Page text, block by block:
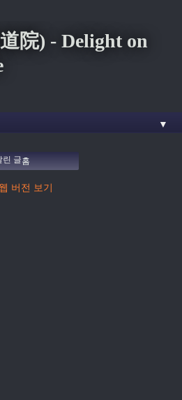
院) - Delight on
▼
린 글홈
웹 버전 보기